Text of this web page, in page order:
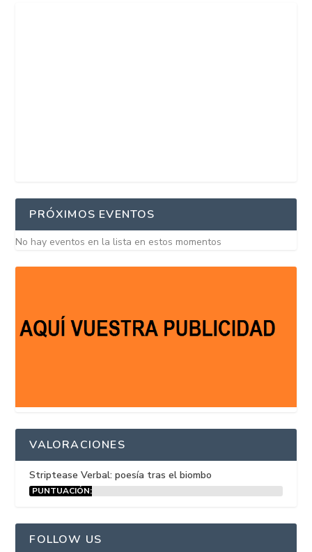
PRÓXIMOS EVENTOS
No hay eventos en la lista en estos momentos
VALORACIONES
Striptease Verbal: poesía tras el biombo
PUNTUACIÓN:
FOLLOW US